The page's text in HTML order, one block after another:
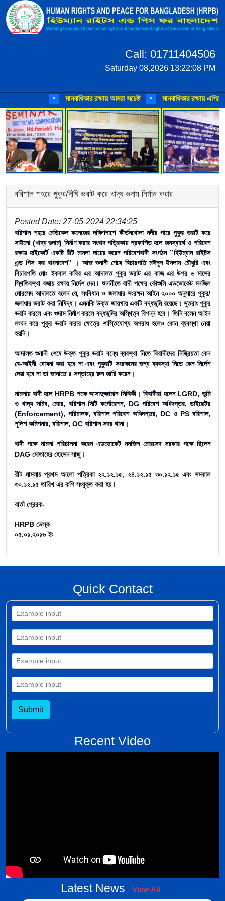
Call: 01711404506
Saturday 08,2026 13:22:08 PM
মানবাধিকার রক্ষায় আমরা সচেষ্ট মানবাধিকার রক্ষায় এগিয়ে
বরিশাল শহরে পুকুর/দীঘি ভরাট করে খাদ্য গুদাম নির্মান করার
Posted Date: 27-05-2024 22:34:25
বরিশাল শহরে মেডিকেল কলেজের দক্ষিণপাশে কীর্তনখোলা নদীর পারে পুকুর ভরাট করে
সাইলো (খাদ্য গুদাম) নির্মাণ করার সংবাদ পত্রিকায় প্রকাশিত হলে জনস্বার্থে ও পরিবেশ
রক্ষায় হাইকোর্ট একটি রীট মামলা দায়ের করেন পরিবেশবাদী সংগঠন ’’হিউম্যান রাইটস
এন্ড পিস ফর বাংলাদেশ” । আজ শুনানী শেষে বিচারপতি মঈনুল ইসলাম চৌধুরি এবং
বিচারপতি মোঃ ইকবাল কবির এর আদালত পুকুর ভরাট এর কাজ এর উপর ৬ মাসের
স্থিতিবস্থা বজায় রক্ষায় নির্দেশ দেন। শুনানীতে বাদী পক্ষের কৌশুলি এডভোকেট মনজিল
মোরসেদ আদালতে বলেন যে, সংবিধান ও জলাধার সংরক্ষন আইন ২০০০ অনুসারে পুকুর/
জলাধার ভরাট করা নিষিদ্ধ। এমনকি উক্ত জায়গায় একটি বদ্ধভূমি রয়েছে। সুতরাং পুকুর
ভরাট করলে এবং গুদাম নির্মাণ করলে বদ্ধভূমির অস্থিত্ব বিপন্ন হবে। তিনি বলেন আইন
লংঘন করে পুকুর ভরাট করার ক্ষেত্রে শাস্তিযোগ্য অপরাধ হলেও কোন ব্যবস্থা নেয়া
হয়নি।
আদালত শুনানী শেষে উক্ত পুকুর ভরাট বন্ধে ব্যবস্থা নিতে বিবাদীদের নিষ্ক্রিয়তা কেন
বে-আইনী ঘোষনা করা হবে না এবং পুকুরটি সংরক্ষনের জন্য ব্যবস্থা নিতে কেন নির্দেশ
দেয়া হবে না তা জানাতে ৪ সপ্তাহের রুল জারি করেন।
মামলায় বাদী হলে HRPB পক্ষে আসাদুজ্জামান সিদ্দিকী। বিবাদীরা হলেন LGRD, ভূমি
ও খাদ্য সচিব, মেয়র, বরিশাল সিটি কর্পোরেশন, DG পরিবেশ অধিদপ্তর, ডাইরেক্টর
(Enforcement), পরিচালক, বরিশাল পরিবেশ অধিদপ্তর, DC ও PS বরিশাল,
পুলিশ কমিশনার, বরিশাল, OC বরিশাল সদর থানা।
বাদী পক্ষে মামলা পরিচালনা করেন এডভোকেট মনজিল মোরসেদ সরকার পক্ষে ছিলেন
DAG মোতাহের হোসেন সাজু।
রীট মামলায় প্রথম আলো পত্রিকা ২২.১২.১৫, ২৪.১২.১৫ ৩০.১২.১৫ এবং সমকাল
৩০.১২.১৫ তারিখ এর কপি সংযুক্ত করা হয়।
বার্তা প্রেরক-
HRPB ডেস্ক
০৫.০১.২০১৬ ইং
Quick Contact
Submit
Recent Video
Latest News View All